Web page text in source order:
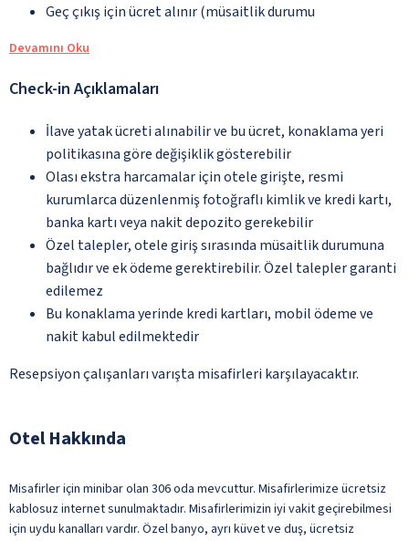
Geç çıkış için ücret alınır (müsaitlik durumu
Devamını Oku
Check-in Açıklamaları
İlave yatak ücreti alınabilir ve bu ücret, konaklama yeri
politikasına göre değişiklik gösterebilir
Olası ekstra harcamalar için otele girişte, resmi
kurumlarca düzenlenmiş fotoğraflı kimlik ve kredi kartı,
banka kartı veya nakit depozito gerekebilir
Özel talepler, otele giriş sırasında müsaitlik durumuna
bağlıdır ve ek ödeme gerektirebilir. Özel talepler garanti
edilemez
Bu konaklama yerinde kredi kartları, mobil ödeme ve
nakit kabul edilmektedir
Resepsiyon çalışanları varışta misafirleri karşılayacaktır.
Otel Hakkında
Misafirler için minibar olan 306 oda mevcuttur. Misafirlerimize ücretsiz
kablosuz internet sunulmaktadır. Misafirlerimizin iyi vakit geçirebilmesi
için uydu kanalları vardır. Özel banyo, ayrı küvet ve duş, ücretsiz